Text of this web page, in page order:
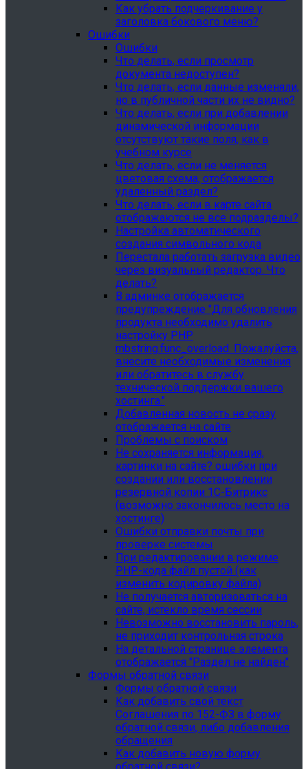
Как убрать подчеркивание у
заголовка бокового меню?
Ошибки
Ошибки
Что делать, если просмотр
документа недоступен?
Что делать, если данные изменяли,
но в публичной части их не видно?
Что делать, если при добавлении
динамической информации
отсутствуют такие поля, как в
учебном курсе
Что делать, если не меняется
цветовая схема, отображается
удаленный раздел?
Что делать, если в карте сайта
отображаются не все подразделы?
Настройка автоматического
создания символьного кода
Перестала работать загрузка видео
через визуальный редактор. Что
делать?
В админке отображается
предупреждение "Для обновления
продукта необходимо удалить
настройку PHP
mbstring.func_overload. Пожалуйста,
внесите необходимые изменения
или обратитесь в службу
технической поддержки вашего
хостинга."
Добавленная новость не сразу
отображается на сайте
Проблемы с поиском
Не сохраняется информация,
картинки на сайте? ошибки при
создании или восстановлении
резервной копии 1С-Битрикс
(возможно закончилось место на
хостинге)
Ошибки отправки почты при
проверке системы
При редактировании в режиме
PHP-кода файл пустой (как
изменить кодировку файла)
Не получается авторизоваться на
сайте, истекло время сессии
Невозможно восстановить пароль,
не приходит контрольная строка
На детальной странице элемента
отображается "Раздел не найден"
Формы обратной связи
Формы обратной связи
Как добавить свой текст
Соглашения по 152-ФЗ в форму
обратной связи, либо добавления
обращения
Как добавить новую форму